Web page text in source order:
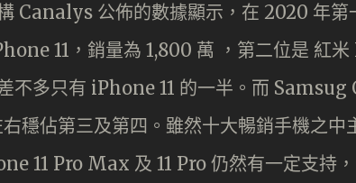
Canalys 公佈的數據顯示，在 2020 年第
11，銷量為 1,800 萬 ，第二位是 紅
不多只有 iPhone 11 的一半。而
穩佔第三及第四。雖然十大暢銷手機之中
11 Pro Max 及 11 Pro 仍然有一定支持